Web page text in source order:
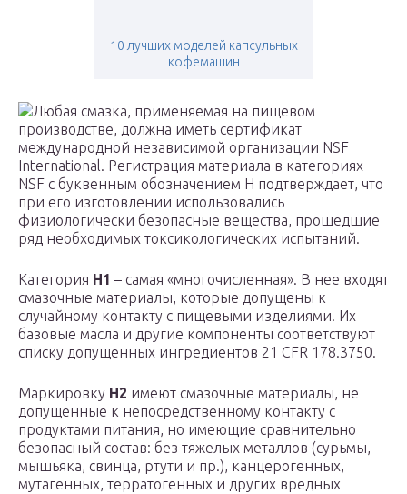
10 лучших моделей капсульных
кофемашин
Любая смазка, применяемая на пищевом
производстве, должна иметь сертификат
международной независимой организации NSF
International. Регистрация материала в категориях
NSF с буквенным обозначением Н подтверждает, что
при его изготовлении использовались
физиологически безопасные вещества, прошедшие
ряд необходимых токсикологических испытаний.
Категория H1 – самая «многочисленная». В нее входят
смазочные материалы, которые допущены к
случайному контакту с пищевыми изделиями. Их
базовые масла и другие компоненты соответствуют
списку допущенных ингредиентов 21 CFR 178.3750.
Маркировку H2 имеют смазочные материалы, не
допущенные к непосредственному контакту с
продуктами питания, но имеющие сравнительно
безопасный состав: без тяжелых металлов (сурьмы,
мышьяка, свинца, ртути и пр.), канцерогенных,
мутагенных, терратогенных и других вредных